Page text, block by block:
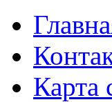
Карта